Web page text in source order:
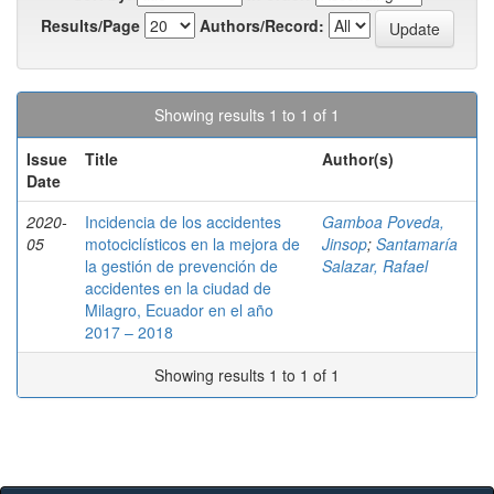
Results/Page
Authors/Record:
Showing results 1 to 1 of 1
Issue
Date
Title Author(s)
2020-
05
Incidencia de los accidentes
motociclísticos en la mejora de
la gestión de prevención de
accidentes en la ciudad de
Milagro, Ecuador en el año
2017 – 2018
Gamboa Poveda,
Jinsop; Santamaría
Salazar, Rafael
Showing results 1 to 1 of 1